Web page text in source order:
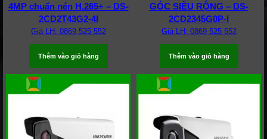
4MP chuẩn nén H.265+ – DS-
2CD2T43G2-4I
Giá LH: 0869 525 552
Thêm vào giỏ hàng
GÓC SIÊU RỘNG – DS-
2CD2345G0P-I
Giá LH: 0869 525 552
Thêm vào giỏ hàng